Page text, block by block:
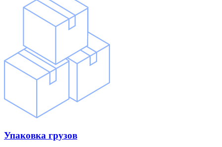
Упаковка грузов